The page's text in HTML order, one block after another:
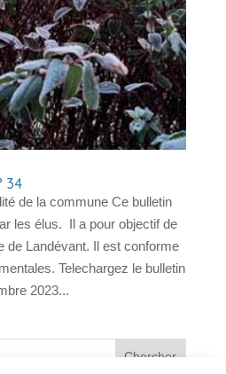
34
de la commune Ce bulletin
les élus. Il a pour objectif de
de Landévant. Il est conforme
Telechargez le bulletin
2023...
Chercher